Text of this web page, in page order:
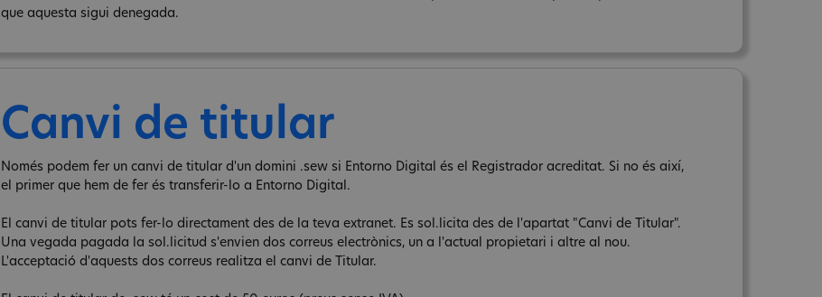
que aquesta sigui denegada.
Canvi de titular
Només podem fer un canvi de titular d'un domini .sew si Entorno Digital és el Registrador acreditat. Si no és així,
el primer que hem de fer és transferir-lo a Entorno Digital.
El canvi de titular pots fer-lo directament des de la teva extranet. Es sol.licita des de l'apartat "Canvi de Titular".
Una vegada pagada la sol.licitud s'envien dos correus electrònics, un a l'actual propietari i altre al nou.
L'acceptació d'aquests dos correus realitza el canvi de Titular.